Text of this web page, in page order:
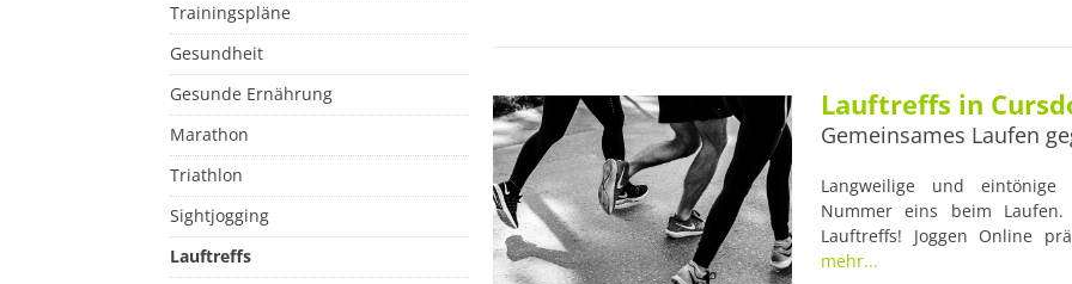
Trainingspläne
Gesundheit
Gesunde Ernährung
Marathon
Triathlon
Sightjogging
Lauftreffs
Lauftreffs in
Gemeinsames Laufen
Langweilige und eintönige
Nummer eins beim
Lauftreffs! Joggen Online
Lauftreff. Viele Lauftreffs
mehr...